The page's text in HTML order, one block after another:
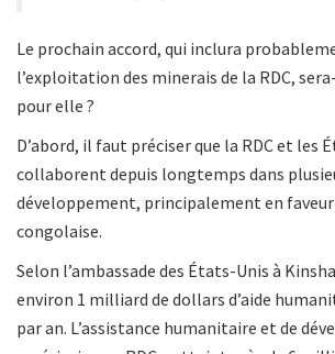
Le prochain accord, qui inclura
l’exploitation des minerais de la RDC,
pour elle ?
D’abord, il faut préciser que la RDC et les
collaborent depuis longtemps dans
développement, principalement en
congolaise.
Selon l’ambassade des États-Unis à
environ 1 milliard de dollars d’aide
par an. L’assistance humanitaire et de